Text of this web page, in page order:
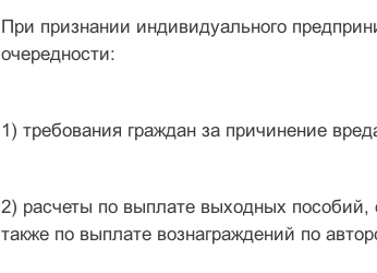
При признании индивидуального
очередности:
1) требования граждан за причинение
2) расчеты по выплате выходных пособий,
также по выплате вознаграждений по